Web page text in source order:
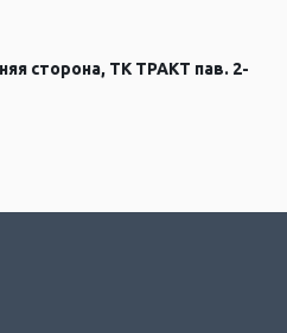
сторона, ТК ТРАКТ пав. 2-